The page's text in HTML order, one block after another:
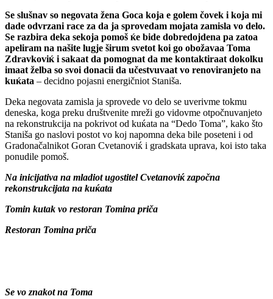
Se slušnav so negovata žena Goca koja e golem čovek i koja mi
dade odvrzani race za da ja sprovedam mojata zamisla vo delo.
Se razbira deka sekoja pomoš ќe bide dobredojdena pa zatoa
apeliram na našite lugje širum svetot koi go obožavaa Toma
Zdravkoviќ i sakaat da pomognat da me kontaktiraat dokolku
imaat želba so svoi donacii da učestvuvaat vo renoviranjeto na
kuќata – decidno pojasni energičniot Staniša.
Deka negovata zamisla ja sprovede vo delo se uverivme tokmu
deneska, koga preku društvenite mreži go vidovme otpočnuvanjeto
na rekonstrukcija na pokrivot od kuќata na “Dedo Toma”, kako što
Staniša go naslovi postot vo koj napomna deka bile poseteni i od
Gradonačalnikot Goran Cvetanoviќ i gradskata uprava, koi isto taka
ponudile pomoš.
Na inicijativa na mladiot ugostitel Cvetanoviќ započna
rekonstrukcijata na kuќata
Tomin kutak vo restoran Tomina priča
Restoran Tomina priča
Se vo znakot na Toma